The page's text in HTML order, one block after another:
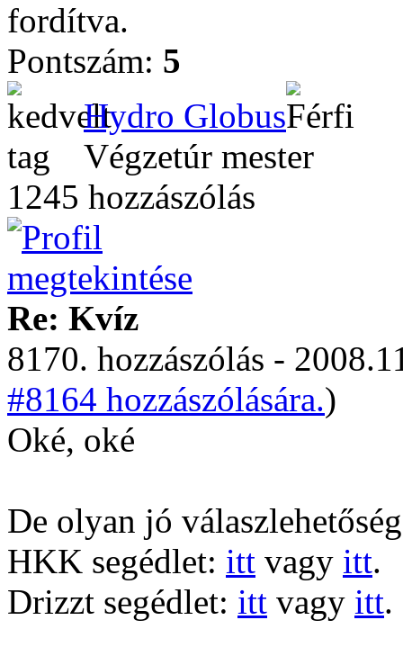
fordítva.
Pontszám: 5
Hydro Globus
Végzetúr mester
1245 hozzászólás
Re: Kvíz
8170. hozzászólás -
#8164 hozzászólására.)
Oké, oké
De olyan jó
HKK segédlet: itt vagy itt.
Drizzt segédlet: itt vagy itt.